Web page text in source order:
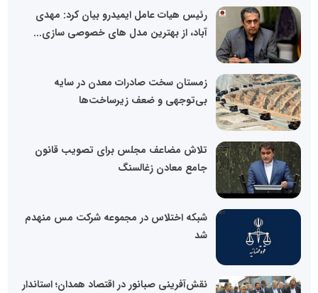
رئیس هیات عامل ایمیدرو بیان کرد: مهدی
آباد، از بهترین مدل های خصوصی سازی...
زمستان سخت صادرات معدن در سایه
بی‌توجهی و ضعف زیرساخت‌ها
تلاش مضاعف مجلس برای تصویب قانون
جامع معادن زغالسنگ
شبکه اختلاس در مجموعه شرکت مس منهدم
شد
نقش‌آفرینی صبانور در اقتصاد همدان؛ استاندار